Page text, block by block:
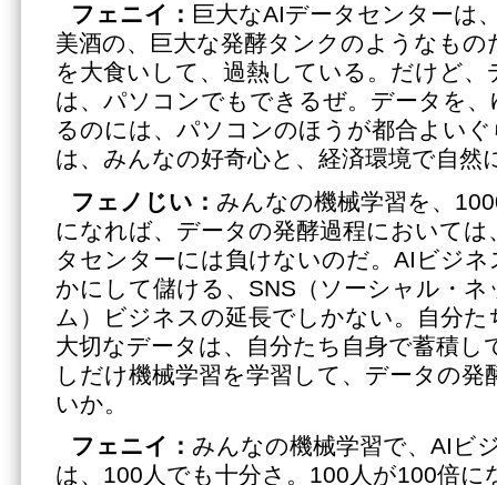
フェニイ： 巨大なAIデータセンターは
美酒の、巨大な発酵タンクのようなもの
を大食いして、過熱している。だけど、
は、パソコンでもできるぜ。データを
るのには、パソコンのほうが都合よい
は、みんなの好奇心と、経済環境で自然
フェノじい： みんなの機械学習を、
になれば、データの発酵過程において
タセンターには負けないのだ。AIビジ
かにして儲ける、SNS（ソーシャル・
ム）ビジネスの延長でしかない。自分
大切なデータは、自分たち自身で蓄積し
しだけ機械学習を学習して、データの
いか。
フェニイ： みんなの機械学習で、AIビ
は、100人でも十分さ。100人が100倍に